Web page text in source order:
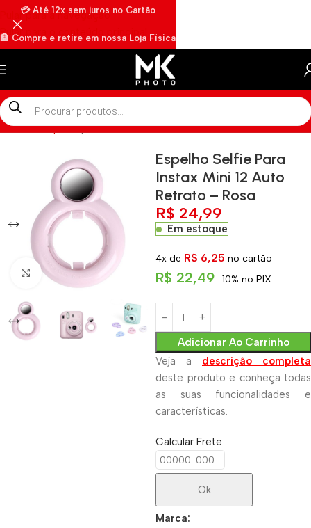
Pular para a navegação
Pular para o conteúdo principal
Início»Shop»Espelho Selfie Para Instax Mini 12 Auto Retrato –
Clique para ampliar
Espelho Selfie Para
Instax Mini 12 Auto
Retrato – Rosa
R$ 24,99
Em estoque
4x de R$ 6,25 no cartão
R$ 22,49 -10% no PIX
Adicionar Ao Carrinho
Veja a descrição completa
deste produto e conheça todas
as suas funcionalidades e
características.
Calcular Frete
Ok
Marca:
💳 Até 12x sem juros no Cartão
🏦 Compre e retire em nossa Loja Física
🏍️ Envios rápidos por Motoboy